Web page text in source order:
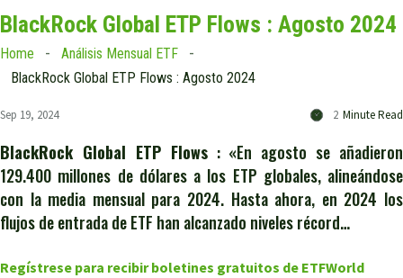
BlackRock Global ETP Flows : Agosto 2024
Home
Análisis Mensual ETF
BlackRock Global ETP Flows : Agosto 2024
Sep 19, 2024 2 Minute Read
BlackRock Global ETP Flows: «En agosto se añadieron
129.400 millones de dólares a los ETP globales, alineándose
con la media mensual para 2024. Hasta ahora, en 2024 los
flujos de entrada de ETF han alcanzado niveles récord…
Regístrese para recibir boletines gratuitos de ETFWorld